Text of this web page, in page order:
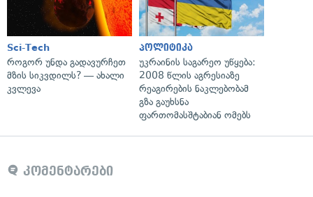
Sci-Tech
როგორ უნდა გადავურჩეთ
მზის სიკვდილს? — ახალი
კვლევა
პოლიტიკა
უკრაინის საგარეო უწყება:
2008 წლის აგრესიაზე
რეაგირების ნაკლებობამ
გზა გაუხსნა
ფართომასშტაბიან ომებს
კომენტარები